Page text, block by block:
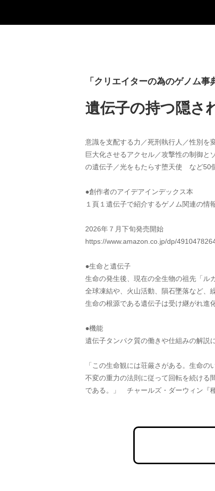
「クリエイターの為のゲノム
遺伝子の持つ隠さ
意識を支配する力／死刑執行人／性別を
巨大化させるアクセル／攻撃性の制御と
の遺伝子／光をもたらす堕天使　など50
●創作者のアイデアインデックス本
１頁１遺伝子で紹介するゲノム関連の情
2026年７月下旬発売開始
https://www.amazon.co.jp/dp/
●生命と遺伝子
生命の発生後、現在の全生物の祖先「ル
全球凍結や、火山活動、隕石墜落など、
生命の根源である遺伝子は受け継がれ進
●機能
遺伝子タンパク質の働きや仕組みの解説
「この生命観には荘厳さがある。生命
不変の重力の法則に従って回転を続ける
である。」　チャールズ・ダーウィン『